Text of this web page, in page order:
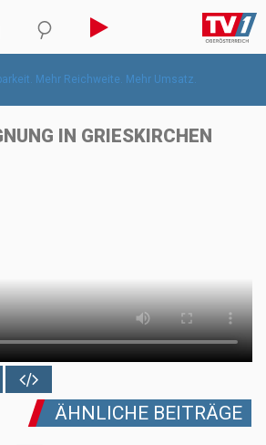
IN GRIESKIRCHEN
ÄHNLICHE BEITRÄGE